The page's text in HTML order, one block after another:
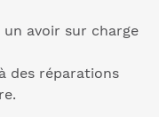
avoir sur charge
des réparations